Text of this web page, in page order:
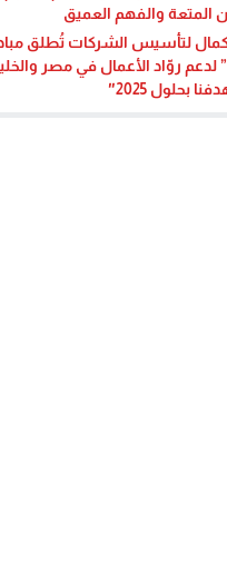
المتعة والفهم العميق
كمال لتأسيس الشركات تُطلق
بحلول 2025″